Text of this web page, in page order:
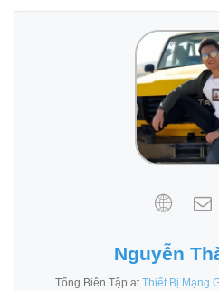
Nguyễn
Tổng Biên Tập at Thiết Bị Mạng